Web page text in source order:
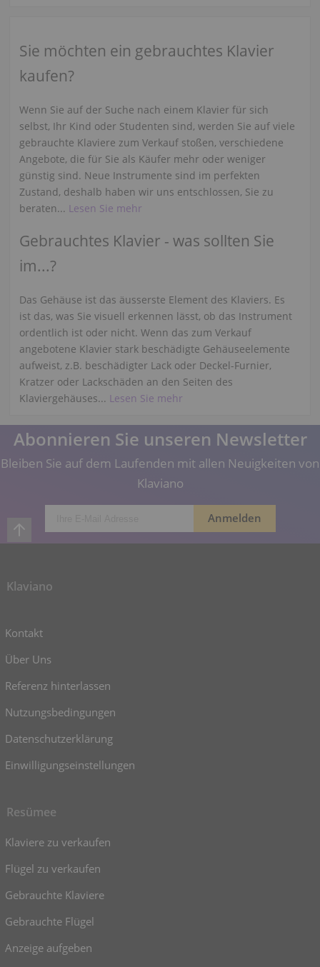
Sie möchten ein gebrauchtes Klavier
kaufen?
Wenn Sie auf der Suche nach einem Klavier für sich
selbst, Ihr Kind oder Studenten sind, werden Sie auf viele
gebrauchte Klaviere zum Verkauf stoßen, verschiedene
Angebote, die für Sie als Käufer mehr oder weniger
günstig sind. Neue Instrumente sind im perfekten
Zustand, deshalb haben wir uns entschlossen, Sie zu
beraten... Lesen Sie mehr
Gebrauchtes Klavier - was sollten Sie
im...?
Das Gehäuse ist das äusserste Element des Klaviers. Es
ist das, was Sie visuell erkennen lässt, ob das Instrument
ordentlich ist oder nicht. Wenn das zum Verkauf
angebotene Klavier stark beschädigte Gehäuseelemente
aufweist, z.B. beschädigter Lack oder Deckel-Furnier,
Kratzer oder Lackschäden an den Seiten des
Klaviergehäuses... Lesen Sie mehr
Abonnieren Sie unseren Newsletter
Bleiben Sie auf dem Laufenden mit allen Neuigkeiten von
Klaviano
Klaviano
Kontakt
Über Uns
Referenz hinterlassen
Nutzungsbedingungen
Datenschutzerklärung
Einwilligungseinstellungen
Resümee
Klaviere zu verkaufen
Flügel zu verkaufen
Gebrauchte Klaviere
Gebrauchte Flügel
Anzeige aufgeben